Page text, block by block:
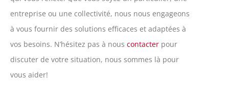
entreprise ou une collectivité, nous nous engageons
à vous fournir des solutions efficaces et adaptées à
vos besoins. N’hésitez pas à nous contacter pour
discuter de votre situation, nous sommes là pour
vous aider!